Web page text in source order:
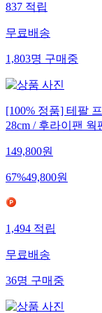
837 적립
무료배송
1,803명 구매중
[100% 정품] 테팔
28cm / 후라이팬
149,800원
67%49,800원
1,494 적립
무료배송
36명 구매중